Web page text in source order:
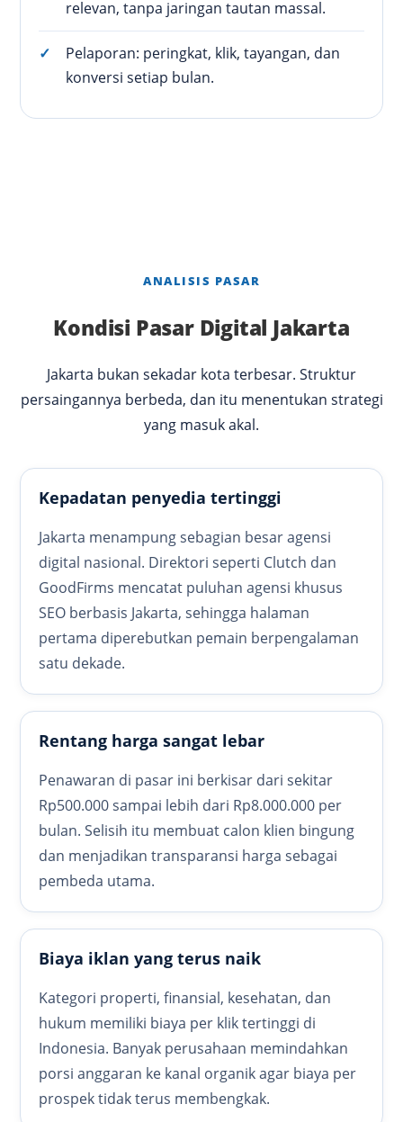
relevan, tanpa jaringan tautan massal.
Pelaporan: peringkat, klik, tayangan, dan
konversi setiap bulan.
ANALISIS PASAR
Kondisi Pasar Digital Jakarta
Jakarta bukan sekadar kota terbesar. Struktur
persaingannya berbeda, dan itu menentukan strategi
yang masuk akal.
Kepadatan penyedia tertinggi
Jakarta menampung sebagian besar agensi
digital nasional. Direktori seperti Clutch dan
GoodFirms mencatat puluhan agensi khusus
SEO berbasis Jakarta, sehingga halaman
pertama diperebutkan pemain berpengalaman
satu dekade.
Rentang harga sangat lebar
Penawaran di pasar ini berkisar dari sekitar
Rp500.000 sampai lebih dari Rp8.000.000 per
bulan. Selisih itu membuat calon klien bingung
dan menjadikan transparansi harga sebagai
pembeda utama.
Biaya iklan yang terus naik
Kategori properti, finansial, kesehatan, dan
hukum memiliki biaya per klik tertinggi di
Indonesia. Banyak perusahaan memindahkan
porsi anggaran ke kanal organik agar biaya per
prospek tidak terus membengkak.